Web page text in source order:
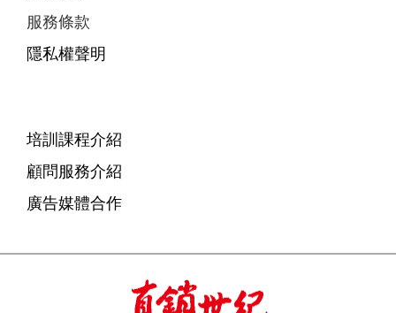
服務條款
隱私權聲明
培訓課程介紹
顧問服務介紹
廣告媒體合作